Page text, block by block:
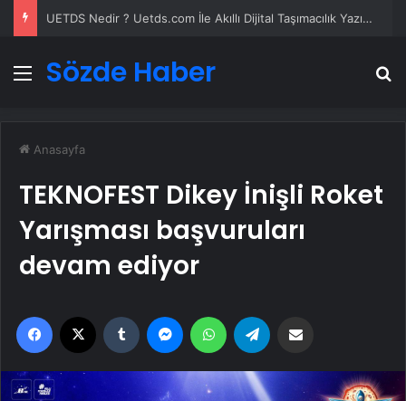
UETDS Nedir ? Uetds.com İle Akıllı Dijital Taşımacılık Yazılımı
Menü
Sözde Haber
Anasayfa
TEKNOFEST Dikey İnişli Roket
Yarışması başvuruları
devam ediyor
Facebook Tumblr MessengerWhatsApp